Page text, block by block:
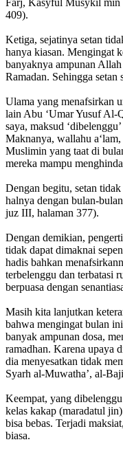
409).
Ketiga, sejatinya setan
hanya kiasan. Mengingat
banyaknya ampunan
Ramadan. Sehingga setan
Ulama yang menafsirkan
lain Abu ‘Umar Yusuf Al-
saya, maksud
Maknanya, wallahu
Muslimin yang taat di
mereka mampu
Dengan begitu, setan
halnya dengan bulan-
juz III, halaman 377).
Dengan demikian,
tidak dapat dimaknai
hadis bahkan
terbelenggu dan terbatasi
berpuasa dengan
Masih kita lanjutkan
bahwa mengingat bulan
banyak ampunan dosa,
ramadhan. Karena upaya
dia menyesatkan tidak
Syarh al-Muwatha’, al-
Keempat, yang
kelas kakap (maradatul
bisa bebas. Terjadi
biasa.